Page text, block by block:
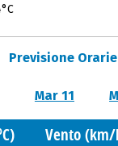
Previsione Orarie
Mar 11
C) Vento